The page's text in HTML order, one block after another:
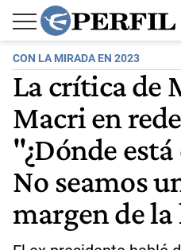
CON LA MIRADA EN 2023
La crítica de
Macri en
"¿Dónde está
No seamos
margen de